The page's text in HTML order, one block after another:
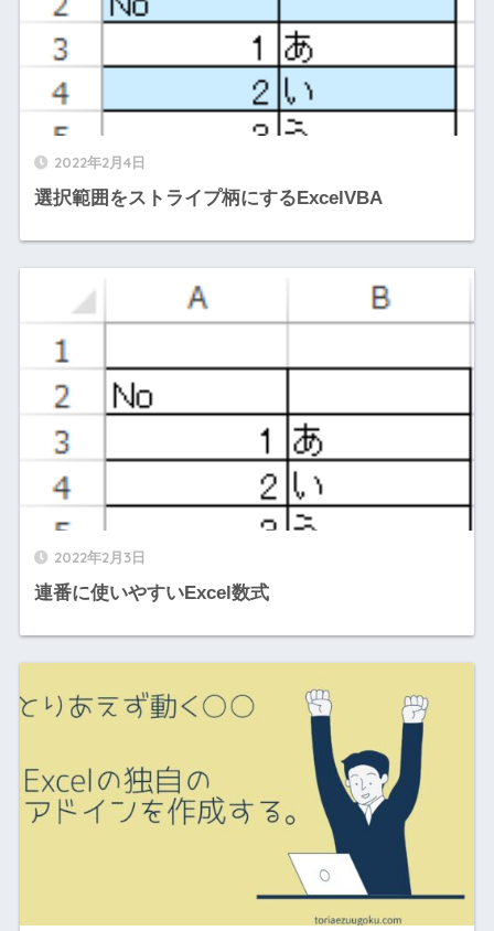
2022年2月4日
選択範囲をストライプ柄にするExcelVBA
2022年2月3日
連番に使いやすいExcel数式